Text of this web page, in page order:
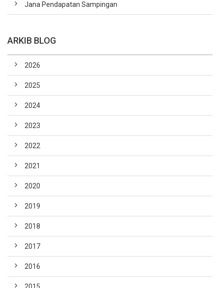
Jana Pendapatan Sampingan
ARKIB BLOG
2026
2025
2024
2023
2022
2021
2020
2019
2018
2017
2016